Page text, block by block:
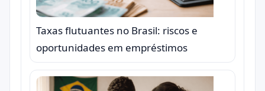
Taxas flutuantes no Brasil: riscos e
oportunidades em empréstimos